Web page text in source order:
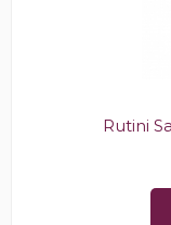
Rutini